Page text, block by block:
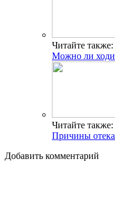
Читайте также:
Можно ли
Читайте также:
Причины
Добавить комментарий